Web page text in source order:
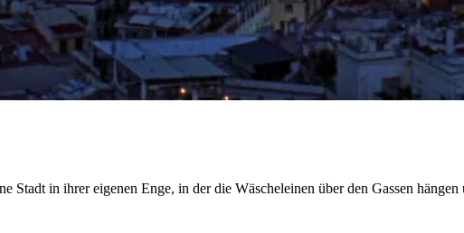
Stadt in ihrer eigenen Enge, in der die Wäscheleinen über den Gassen